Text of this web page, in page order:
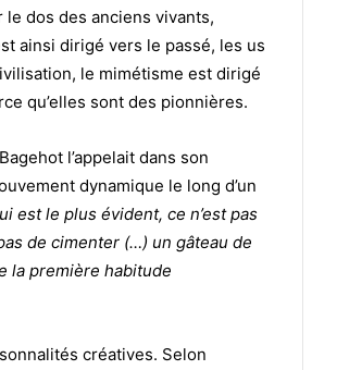
dos des anciens vivants,
ainsi dirigé vers le passé, les us
le mimétisme est dirigé
qu’elles sont des pionnières.
l’appelait dans son
dynamique le long d’un
est le plus évident, ce n’est pas
de cimenter (…) un gâteau de
la première habitude
créatives. Selon